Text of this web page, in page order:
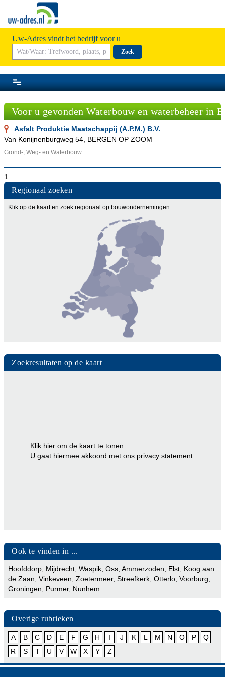
Uw-Adres vindt het bedrijf voor u
Zoek
Voor u gevonden Waterbouw en waterbeheer in
Asfalt Produktie Maatschappij (A.P.M.) B.V.
Van Konijnenburgweg 54, BERGEN OP ZOOM
Grond-, Weg- en Waterbouw
1
Regionaal zoeken
Klik op de kaart en zoek regionaal op bouwondernemingen
Zoekresultaten op de kaart
Klik hier om de kaart te tonen.
U gaat hiermee akkoord met ons privacy statement
Ook te vinden in ...
Hoofddorp Mijdrecht Waspik Oss Ammerzoden Elst Koog aan
de Zaan Vinkeveen Zoetermeer, Streefkerk Otterlo Voorburg
Groningen
Purmer, Nunhem
Overige rubrieken
A B C D E F G H I J K L M N O P
Q
R
S T U V W X Y Z